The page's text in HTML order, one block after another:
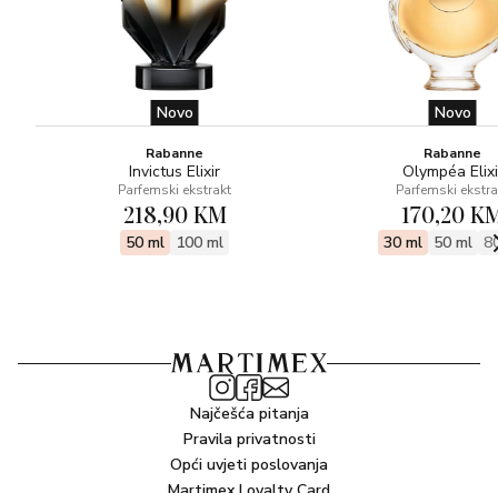
Novo
Rabanne
Invictus Elixir
Parfemski ekstrakt
218,90 KM
50 ml 100 ml
Novo
Rabanne
Olympéa
Parfemski
170,20
30 ml 50 ml
Najčešća pitanja
Pravila privatnosti
Opći uvjeti poslovanja